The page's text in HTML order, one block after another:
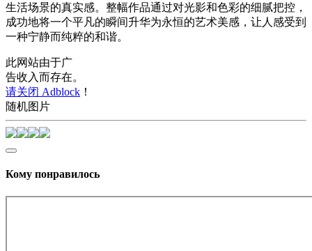
生活场景的真实感。整幅作品通过对光影和色彩的细腻把控，
成功地将一个平凡的瞬间升华为永恒的艺术美感，让人感受到
一种宁静而纯粹的和谐。
此网站由于广
告收入而存在。
请关闭 Adblock ！
随机图片
Кому понравилось